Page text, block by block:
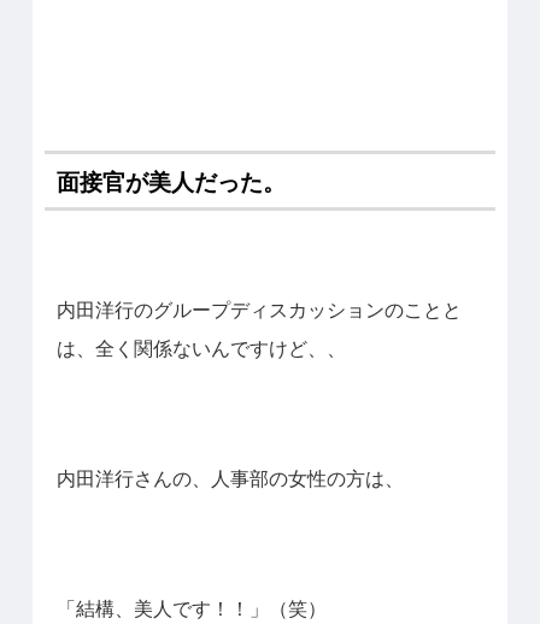
面接官が美人だった。
内田洋行のグループディスカッションのことと
は、全く関係ないんですけど、、
内田洋行さんの、人事部の女性の方は、
「結構、美人です！！」（笑）